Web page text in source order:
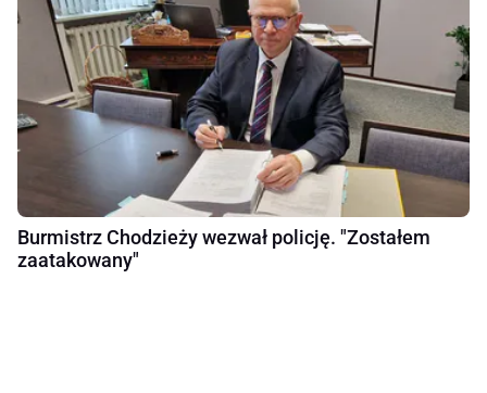
Burmistrz Chodzieży wezwał policję. "Zostałem
zaatakowany"